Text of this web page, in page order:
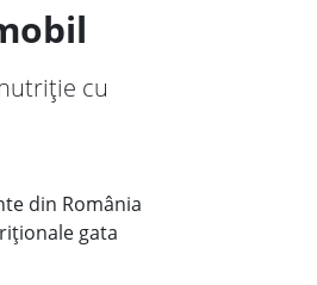
cu
din România
gata